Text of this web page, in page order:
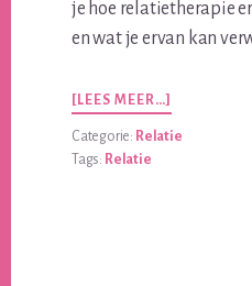
je hoe relatietherapie
en wat je ervan kan
[LEES MEER…]
INS
EN
Categorie: Relatie
Tags: Relatie